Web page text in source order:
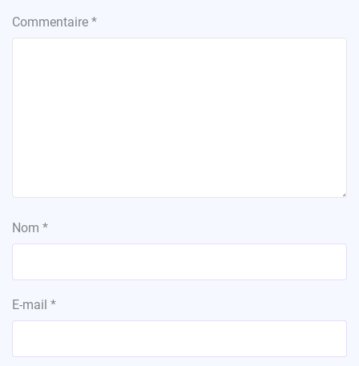
Commentaire *
Nom *
E-mail *